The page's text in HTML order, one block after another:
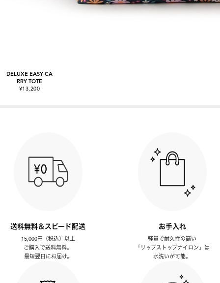
DELUXE EASY CA
RRY TOTE
¥13,200
送料無料＆スピード配送
15,000円（税込）以上
ご購入で送料無料。
最短翌日にお届け。
お手入れ
軽量で耐久性の高い
「リップストップナイロン」は
水洗いが可能。